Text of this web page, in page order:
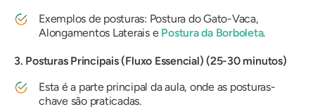
Exemplos de posturas: Postura do Gato-Vaca,
Alongamentos Laterais e Postura da Borboleta.
3. Posturas Principais (Fluxo Essencial) (25-30 minutos)
Esta é a parte principal da aula, onde as posturas-
chave são praticadas.